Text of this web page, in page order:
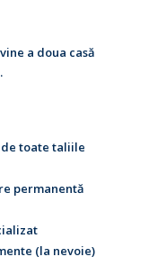
a doua casă
toate taliile
permanentă
(la nevoie)